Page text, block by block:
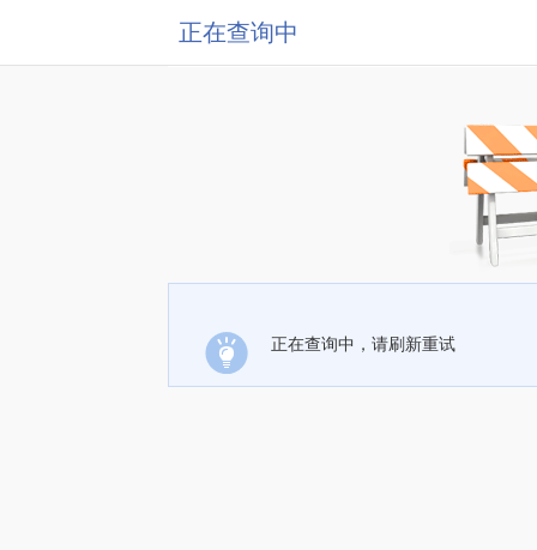
正在查询中
正在查询中，请刷新重试